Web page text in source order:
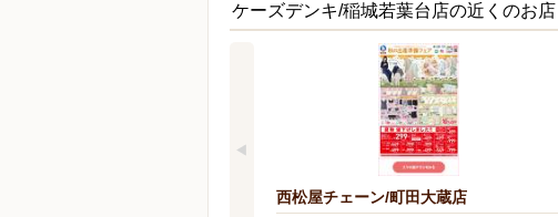
ケーズデンキ/稲城若葉台店の近くのお店
西松屋チェーン/町田大蔵店